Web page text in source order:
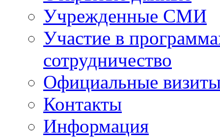
Учрежденные СМИ
Участие в
сотрудничество
Официальные
Контакты
Информация